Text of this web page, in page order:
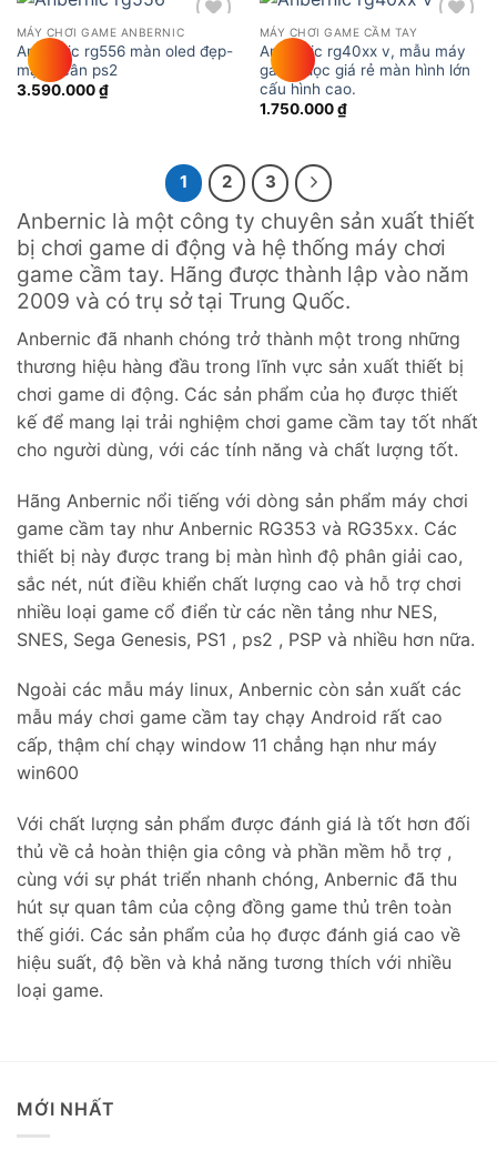
Add to
wishlist
MÁY CHƠI GAME ANBERNIC
Anbernic rg556 màn oled đẹp-
mạnh cân ps2
3.590.000₫
wishlist
MÁY CHƠI GAME CẦM TAY
Anbernic rg40xx v, mẫu máy
game dọc giá rẻ màn hình lớn
cấu hình cao.
1.750.000₫
1 2 3
Anbernic là một công ty chuyên sản xuất thiết
bị chơi game di động và hệ thống máy chơi
game cầm tay. Hãng được thành lập vào năm
2009 và có trụ sở tại Trung Quốc.
Anbernic đã nhanh chóng trở thành một trong những
thương hiệu hàng đầu trong lĩnh vực sản xuất thiết bị
chơi game di động. Các sản phẩm của họ được thiết
kế để mang lại trải nghiệm chơi game cầm tay tốt nhất
cho người dùng, với các tính năng và chất lượng tốt.
Hãng Anbernic nổi tiếng với dòng sản phẩm máy chơi
game cầm tay như Anbernic RG353 và RG35xx. Các
thiết bị này được trang bị màn hình độ phân giải cao,
sắc nét, nút điều khiển chất lượng cao và hỗ trợ chơi
nhiều loại game cổ điển từ các nền tảng như NES,
SNES, Sega Genesis, PS1 , ps2 , PSP và nhiều hơn nữa.
Ngoài các mẫu máy linux, Anbernic còn sản xuất các
mẫu máy chơi game cầm tay chạy Android rất cao
cấp, thậm chí chạy window 11 chẳng hạn như máy
win600
Với chất lượng sản phẩm được đánh giá là tốt hơn đối
thủ về cả hoàn thiện gia công và phần mềm hỗ trợ ,
cùng với sự phát triển nhanh chóng, Anbernic đã thu
hút sự quan tâm của cộng đồng game thủ trên toàn
thế giới. Các sản phẩm của họ được đánh giá cao về
hiệu suất, độ bền và khả năng tương thích với nhiều
loại game.
MỚI NHẤT